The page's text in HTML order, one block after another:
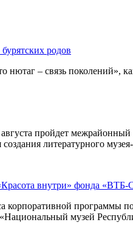
родов
– связь поколений»,
пройдет
литературного
внутри» фонда «ВТБ-
программы
музей